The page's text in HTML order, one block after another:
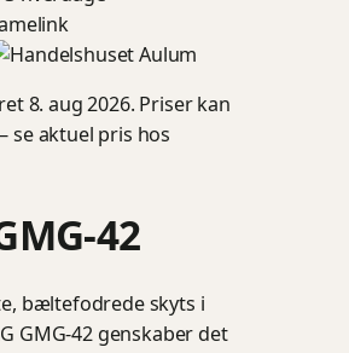
8. aug 2026. Priser kan
aktuel pris hos
42
bæltefodrede skyts i
GMG-42 genskaber det